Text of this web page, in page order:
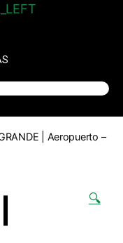
| Aeropuerto –
🔍